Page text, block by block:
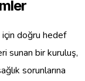
doğru hedef
sunan bir kuruluş,
sorunlarına